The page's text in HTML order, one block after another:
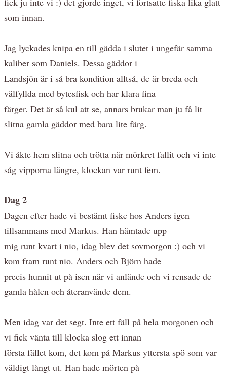
som innan.
Jag lyckades knipa en till gädda i slutet i ungefär samma
kaliber som Daniels. Dessa gäddor i
Landsjön är i så bra kondition alltså, de är breda och
välfyllda med bytesfisk och har klara fina
färger. Det är så kul att se, annars brukar man ju få lit
slitna gamla gäddor med bara lite färg.
Vi åkte hem slitna och trötta när mörkret fallit och vi inte
såg vipporna längre, klockan var runt fem.
Dag 2
Dagen efter hade vi bestämt fiske hos Anders igen
tillsammans med Markus. Han hämtade upp
mig runt kvart i nio, idag blev det sovmorgon :) och vi
kom fram runt nio. Anders och Björn hade
precis hunnit ut på isen när vi anlände och vi rensade de
gamla hålen och återanvände dem.
Men idag var det segt. Inte ett fäll på hela morgonen och
vi fick vänta till klocka slog ett innan
första fället kom, det kom på Markus yttersta spö som var
väldigt långt ut. Han hade mörten på